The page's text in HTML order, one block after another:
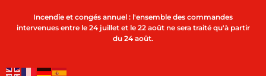
Incendie et congés annuel : l'ensemble des commandes
intervenues entre le 24 juillet et le 22 août ne sera traité qu'à partir
du 24 août.